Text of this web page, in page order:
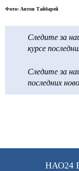
Фото: Антон Тайбарей
Следите за
курсе
Следите за
последних
НАО24